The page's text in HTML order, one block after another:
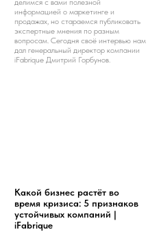
делимся с вами полезной
информацией о маркетинге и
продажах, но стараемся публиковать
экспертные мнения по разным
вопросам. Сегодня своё интервью нам
дал генеральный директор компании
iFabrique Дмитрий Горбунов.
Какой бизнес растёт во
время кризиса: 5 признаков
устойчивых компаний |
iFabrique